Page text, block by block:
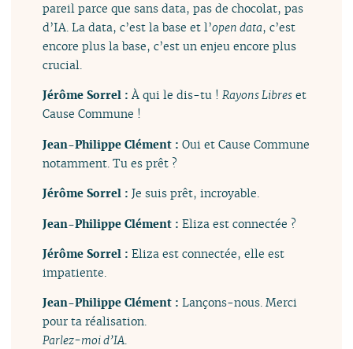
pareil parce que sans data, pas de chocolat, pas
d’IA. La data, c’est la base et l’open data, c’est
encore plus la base, c’est un enjeu encore plus
crucial.
Jérôme Sorrel :À qui le dis-tu !Rayons Libres et
Cause Commune !
Jean-Philippe Clément :Oui et Cause Commune
notamment. Tu es prêt ?
Jérôme Sorrel :Je suis prêt, incroyable.
Jean-Philippe Clément :Eliza est connectée ?
Jérôme Sorrel :Eliza est connectée, elle est
impatiente.
Jean-Philippe Clément :Lançons-nous. Merci
pour ta réalisation.
Parlez-moi d’IA.